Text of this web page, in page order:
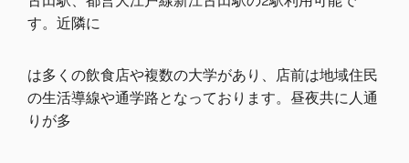
す。近隣に
は多くの飲食店や複数の大学があり、店前は地域住民
の生活導線や通学路となっております。昼夜共に人通
りが多